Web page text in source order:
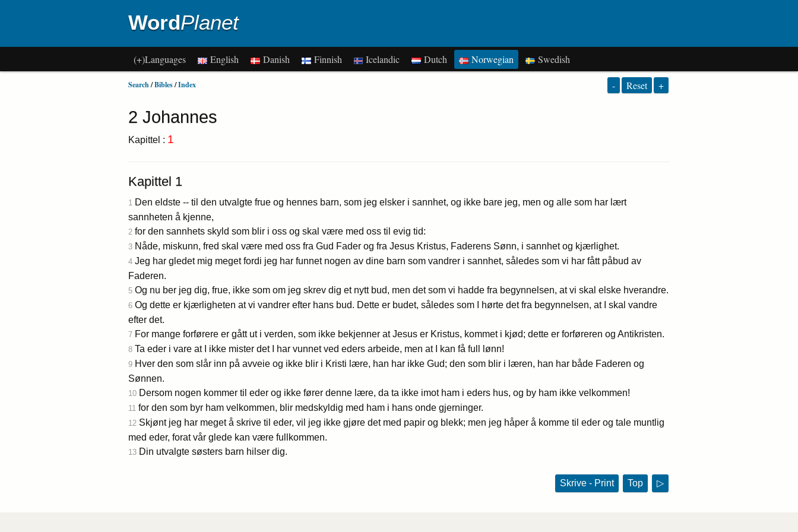
WordPlanet
(+)Languages English Danish Finnish Icelandic Dutch Norwegian Swedish
Search/Bibles/Index - Reset +
2 Johannes
Kapittel : 1
Kapittel 1
1 Den eldste -- til den utvalgte frue og hennes barn, som jeg elsker i sannhet, og ikke bare jeg, men og alle som har lært
sannheten å kjenne,
2 for den sannhets skyld som blir i oss og skal være med oss til evig tid:
3 Nåde, miskunn, fred skal være med oss fra Gud Fader og fra Jesus Kristus, Faderens Sønn, i sannhet og kjærlighet.
4 Jeg har gledet mig meget fordi jeg har funnet nogen av dine barn som vandrer i sannhet, således som vi har fått påbud av
Faderen.
5 Og nu ber jeg dig, frue, ikke som om jeg skrev dig et nytt bud, men det som vi hadde fra begynnelsen, at vi skal elske hverandre.
6 Og dette er kjærligheten at vi vandrer efter hans bud. Dette er budet, således som I hørte det fra begynnelsen, at I skal vandre
efter det.
7 For mange forførere er gått ut i verden, som ikke bekjenner at Jesus er Kristus, kommet i kjød; dette er forføreren og Antikristen.
8 Ta eder i vare at I ikke mister det I har vunnet ved eders arbeide, men at I kan få full lønn!
9 Hver den som slår inn på avveie og ikke blir i Kristi lære, han har ikke Gud; den som blir i læren, han har både Faderen og
Sønnen.
10 Dersom nogen kommer til eder og ikke fører denne lære, da ta ikke imot ham i eders hus, og by ham ikke velkommen!
11 for den som byr ham velkommen, blir medskyldig med ham i hans onde gjerninger.
12 Skjønt jeg har meget å skrive til eder, vil jeg ikke gjøre det med papir og blekk; men jeg håper å komme til eder og tale muntlig
med eder, forat vår glede kan være fullkommen.
13 Din utvalgte søsters barn hilser dig.
Skrive - Print Top ▷